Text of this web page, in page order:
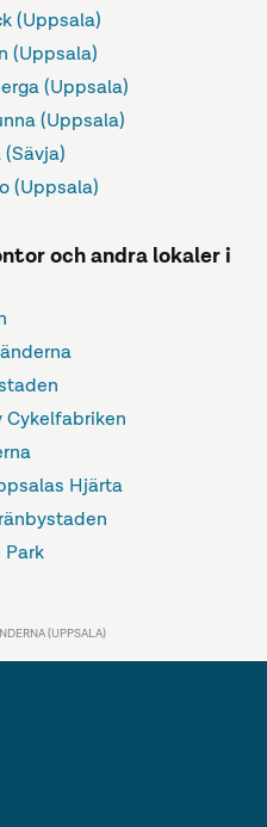
(Uppsala)
(Uppsala)
(Uppsala)
(Uppsala)
(Uppsala)
och andra lokaler i
Hjärta
(UPPSALA)